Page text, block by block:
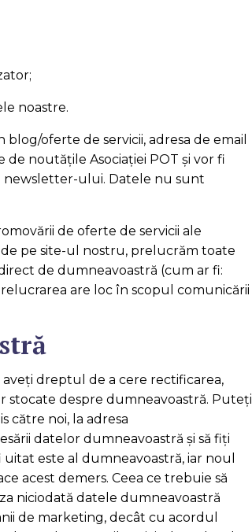
noastre.
oferte de servicii, adresa de email
noutăţile Asociației POT şi vor fi
ului. Datele nu sunt
de oferte de servicii ale
pe site-ul nostru, prelucrăm toate
de dumneavoastră (cum ar fi:
are loc în scopul comunicării
dreptul de a cere rectificarea,
stocate despre dumneavoastră. Puteți
către noi, la adresa
datelor dumneavoastră şi să fiţi
este al dumneavoastră, iar noul
acest demers. Ceea ce trebuie să
niciodată datele dumneavoastră
de marketing, decât cu acordul